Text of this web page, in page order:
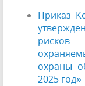
Приказ
рисков
охраны
2025 год»